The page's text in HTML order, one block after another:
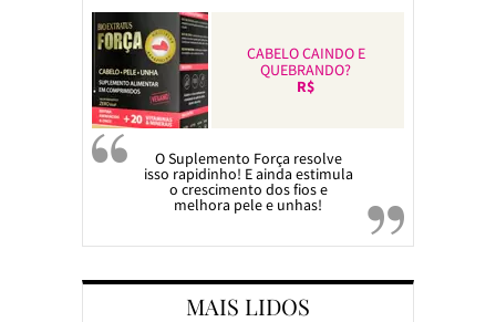
CABELO CAINDO E
QUEBRANDO?
R$
O Suplemento Força resolve
isso rapidinho! E ainda estimula
o crescimento dos fios e
melhora pele e unhas!
MAIS LIDOS